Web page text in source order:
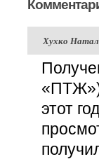
Хухко
«ПТЖ»)
этот